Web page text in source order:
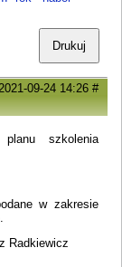
Drukuj
2021-09-24 14:26 #
szkolenia
w zakresie
Radkiewicz